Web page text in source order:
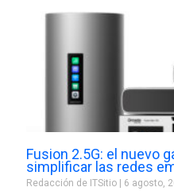
Fusion 2.5G: el nuevo
simplificar las redes
Redacción de ITSitio 6 agosto,